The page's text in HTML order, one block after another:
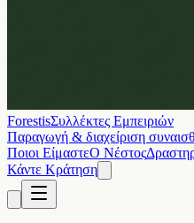
ForestisΣυλλέκτες Εμπειριών
Παραγωγή & διαχείριση
Ποιοι ΕίμαστεΟ Νέστος
Κάντε Κράτηση